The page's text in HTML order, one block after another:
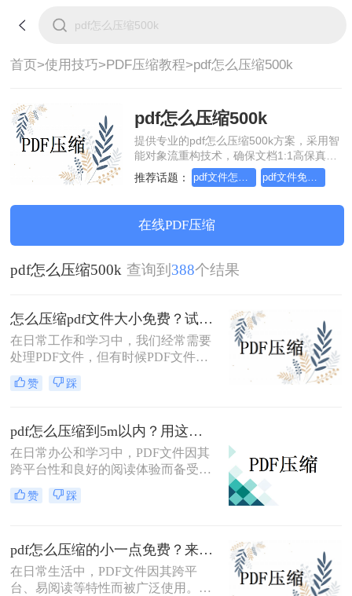
首页>使用技巧>PDF压缩教程>pdf怎么压缩500k
pdf怎么压缩500k
提供专业的pdf怎么压缩500k方案，采用智
能对象流重构技术，确保文档1:1高保真还
原且排版不乱码。支持一键批量处理，全
链路 SSL 加密保障隐私安全。助您快速实
公。
推荐话题： pdf文件怎么压缩试试这几个方法 pdf文件免费怎么压缩大小
在线PDF压缩
pdf怎么压缩500k 查询到 388个结果
怎么压缩pdf文件大小免费？试试这二种压缩方法！
在日常工作和学习中，我们经常需要
处理PDF文件，但有时候PDF文件过
大，不便于传输和存储。那么怎么压
缩pdf文件大小免费呢？本文将介绍两
赞 踩
pdf怎么压缩到5m以内？用这二种压缩方法！
在日常办公和学习中，PDF文件因其
跨平台性和良好的阅读体验而备受欢
迎。然而，有时PDF文件过大，不仅
占用存储空间，还会影响传输速度。
的方法。
赞 踩
pdf怎么压缩的小一点免费？来试试这二种压缩方法！
在日常生活中，PDF文件因其跨平
台、易阅读等特性而被广泛使用。然